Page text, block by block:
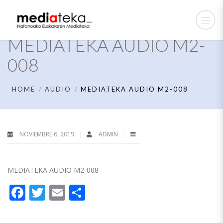
MEDIATEKA AUDIO M2-
008
HOME AUDIO MEDIATEKA AUDIO M2-008
NOVIEMBRE 6, 2019 ADMIN
MEDIATEKA AUDIO M2-008
Facebook
Twitter
Email